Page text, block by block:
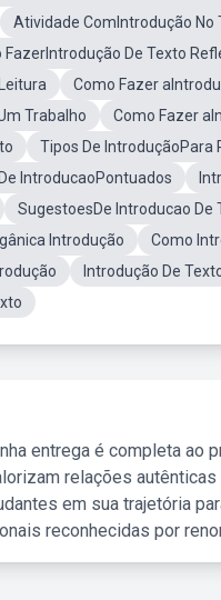
Atividade ComIntrodução No
FazerIntrodução De Texto
Como Fazer
Trabalho
Como Fazer
Tipos De IntroduçãoPara
IntroducaoPontuados
SugestoesDe Introducao De
Introdução Como
Introdução De
entrega é completa
relações
em sua trajetória
reconhecidas por